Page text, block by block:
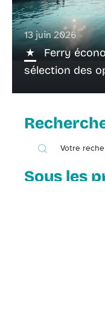
13 juin 2026
Ferry
sélection des
Sous les